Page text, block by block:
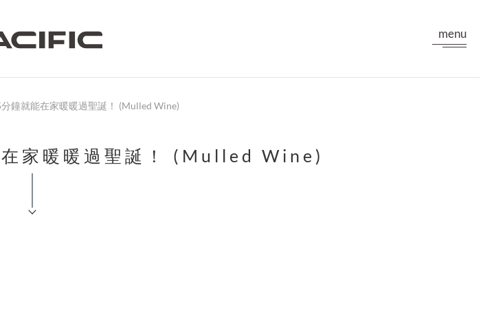
menu
鐘就能在家暖暖過聖誕！ (Mulled Wine)
家暖暖過聖誕！ (Mulled Wine)